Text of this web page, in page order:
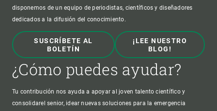
disponemos de un equipo de periodistas, científicos y diseñadores
dedicados a la difusión del conocimiento.
SUSCRÍBETE AL
BOLETÍN
¡LEE NUESTRO
BLOG!
¿Cómo puedes ayudar?
Tu contribución nos ayuda a apoyar al joven talento científico y
consolidarel senior, idear nuevas soluciones para la emergencia